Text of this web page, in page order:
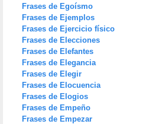
Frases de Egoísmo
Frases de Ejemplos
Frases de Ejercicio físico
Frases de Elecciones
Frases de Elefantes
Frases de Elegancia
Frases de Elegir
Frases de Elocuencia
Frases de Elogios
Frases de Empeño
Frases de Empezar